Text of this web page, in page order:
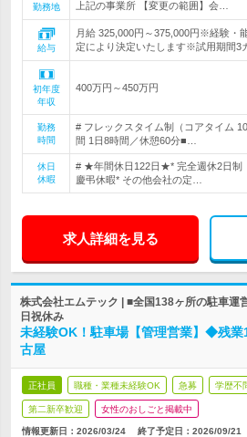
勤務地 上記の事業所 【変更の範囲】会…
給与
月給 325,000円～375,000円※経験・
定により決定いたします※試用期間3
初年度
年収
400万円～450万円
勤務
時間
# フレックスタイム制（コアタイム
間 1日8時間／休憩60分■…
休日
休暇
# ★年間休日122日★* 完全週休2日制
慶弔休暇* その他会社の定…
求人詳細を見る
株式会社エムテック | ■全国138ヶ所の駐車運
日祝休み
未経験OK！駐車場【管理営業】◆残
古屋
正社員 職種・業種未経験OK 急募 学歴不
第二新卒歓迎 女性のおしごと掲載中
情報更新日：2026/03/24 終了予定日： 2026/09/21